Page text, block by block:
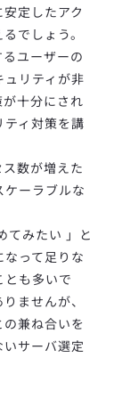
定したアク
でしょう。
ユーザーの
リティが非
十分にされ
ィ対策を講
数が増えた
ーラブルな
てみたい 」と
って足りな
も多いで
ませんが、
兼ね合いを
サーバ選定